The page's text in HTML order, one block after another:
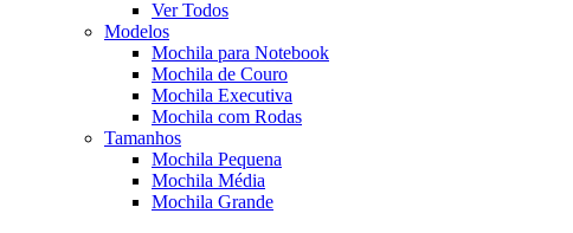
Ver Todos
Modelos
Mochila para Notebook
Mochila de Couro
Mochila Executiva
Mochila com Rodas
Tamanhos
Mochila Pequena
Mochila Média
Mochila Grande